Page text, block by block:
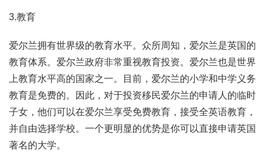
3.教育
爱尔兰拥有世界级的教育水平。众所周知，爱尔兰是英国的
教育体系。爱尔兰政府非常重视教育投资。爱尔兰也是世界
上教育水平高的国家之一。目前，爱尔兰的小学和中学义务
教育是免费的。因此，对于投资移民爱尔兰的申请人的临时
子女，他们可以在爱尔兰享受免费教育，接受全英语教育，
并自由选择学校。一个更明显的优势是你可以直接申请英国
著名的大学。